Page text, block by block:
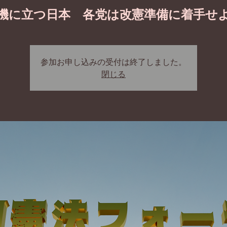
に立つ日本 各党は改憲準備に着手せ
参加お申し込みの受付は終了しました。
閉じる